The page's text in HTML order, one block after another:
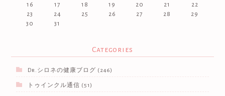
16
17 18 19 20 21
22
23
24 25 26 27 28
29
30
31
Categories
Dr.シロネの健康ブログ (246)
トゥインクル通信 (51)